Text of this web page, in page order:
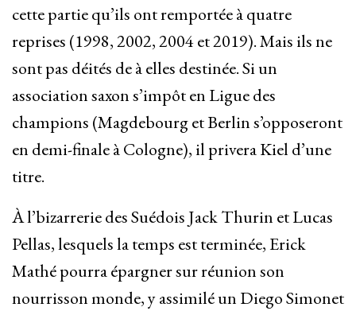
cette partie qu’ils ont remportée à quatre
reprises (1998, 2002, 2004 et 2019). Mais ils ne
sont pas déités de à elles destinée. Si un
association saxon s’impôt en Ligue des
champions (Magdebourg et Berlin s’opposeront
en demi-finale à Cologne), il privera Kiel d’une
titre.
À l’bizarrerie des Suédois Jack Thurin et Lucas
Pellas, lesquels la temps est terminée, Erick
Mathé pourra épargner sur réunion son
nourrisson monde, y assimilé un Diego Simonet